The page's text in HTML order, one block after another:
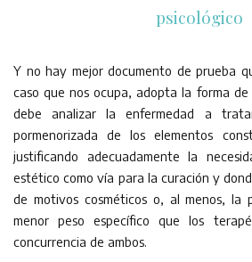
psicológico
Y no hay mejor documento de prueba
caso que nos ocupa, adopta la forma
debe analizar la enfermedad a
pormenorizada de los elementos
justificando adecuadamente la
estético como vía para la curación y
de motivos cosméticos o, al menos, la
menor peso específico que los
concurrencia de ambos.